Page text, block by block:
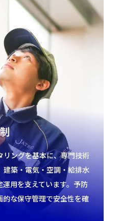
リングを基本に、専門技術
築・電気・空調・給排水
用を支えています。予防
な保守管理で安全性を確